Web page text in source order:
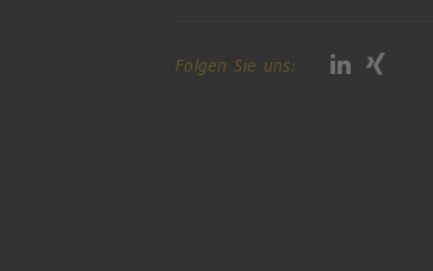
Folgen Sie uns: